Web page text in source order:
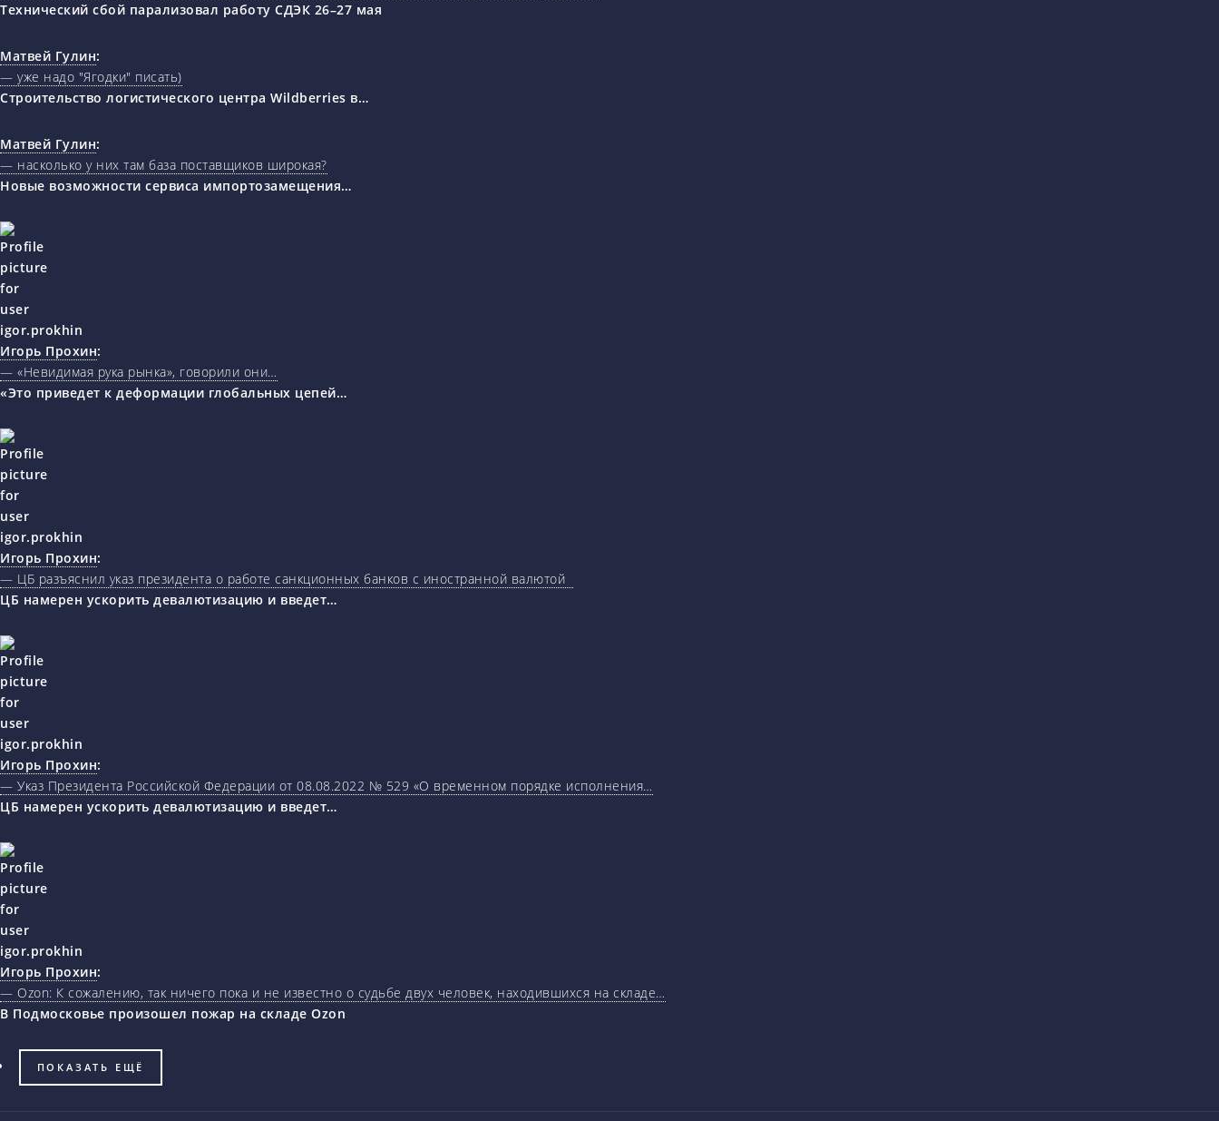
Технический сбой парализовал работу СДЭК 26–27 мая
Матвей Гулин:
— уже надо "Ягодки" писать)
Строительство логистического центра Wildberries в…
Матвей Гулин:
— насколько у них там база поставщиков широкая?
Новые возможности сервиса импортозамещения…
Игорь Прохин:
— «Невидимая рука рынка», говорили они…
«Это приведет к деформации глобальных цепей…
Игорь Прохин:
— ЦБ разъяснил указ президента о работе санкционных банков с иностранной валютой
ЦБ намерен ускорить девалютизацию и введет…
Игорь Прохин:
— Указ Президента Российской Федерации от 08.08.2022 № 529 «О временном порядке исполнения…
ЦБ намерен ускорить девалютизацию и введет…
Игорь Прохин:
— Ozon: К сожалению, так ничего пока и не известно о судьбе двух человек, находившихся на складе…
В Подмосковье произошел пожар на складе Ozon
ПОКАЗАТЬ ЕЩЁ